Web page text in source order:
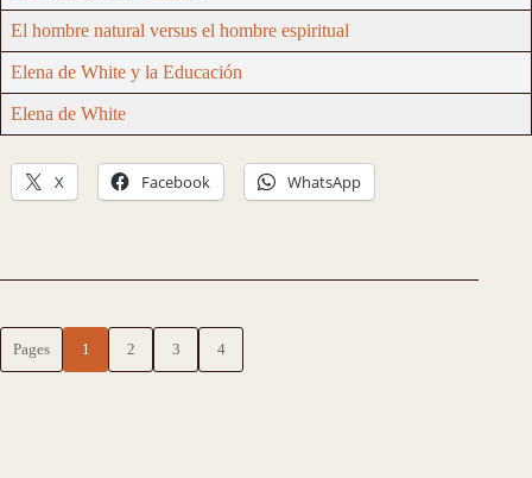
El hombre natural versus el hombre espiritual
Elena de White y la Educación
Elena de White
X Facebook WhatsApp
Pages 1 2 3 4